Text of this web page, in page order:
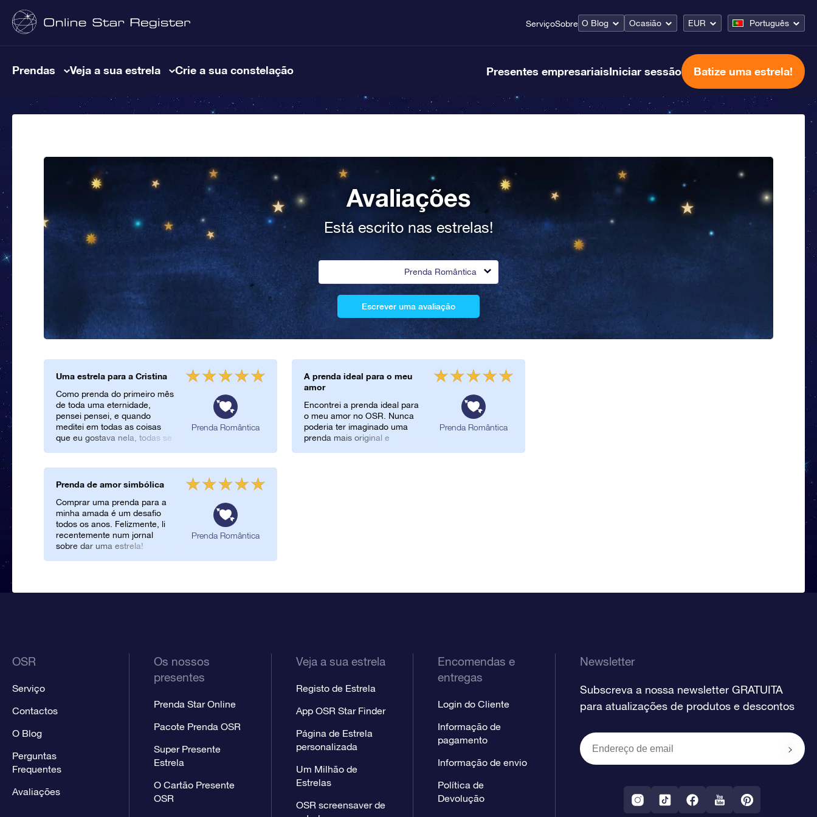
ServiçoSobre O Blog Ocasião EUR Português
Prendas Veja a sua estrela Crie a sua constelação Presentes empresariaisIniciar sessão Batize uma estrela!
Avaliações
Está escrito nas estrelas!
Prenda Romântica
Escrever uma avaliação
Uma estrela para a Cristina
Como prenda do primeiro mês
de toda uma eternidade,
pensei pensei, e quando
meditei em todas as coisas
que eu gostava nela, todas se
estrelas, uns olhos que são a
minha Ursa Maior… não podia
estrela! Uma estrela, que
estará sempre lá, a iluminar a
eternidade… Uma estrela,
que será o início de toda uma
eternidade… Obrigado por
Prenda Romântica
Prenda de amor simbólica
Comprar uma prenda para a
minha amada é um desafio
todos os anos. Felizmente, li
recentemente num jornal
sobre dar uma estrela!
Prenda Romântica
A prenda ideal para o meu
amor
Encontrei a prenda ideal para
o meu amor no OSR. Nunca
poderia ter imaginado uma
prenda mais original e
Prenda Romântica
OSR
Serviço
Contactos
O Blog
Perguntas
Frequentes
Avaliações
Os nossos
presentes
Prenda Star Online
Pacote Prenda OSR
Super Presente
Estrela
O Cartão Presente
OSR
Veja a sua estrela
Registo de Estrela
App OSR Star Finder
Página de Estrela
personalizada
Um Milhão de
Estrelas
OSR screensaver de
Encomendas e
entregas
Login do Cliente
Informação de
pagamento
Informação de envio
Política de
Devolução
Newsletter
Subscreva a nossa newsletter GRATUITA
para atualizações de produtos e descontos